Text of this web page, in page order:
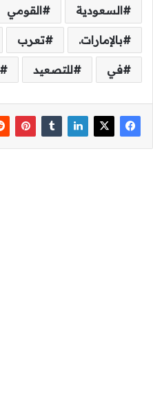
السعودية القومي
بالإمارات. تعرب
في للتصعيد